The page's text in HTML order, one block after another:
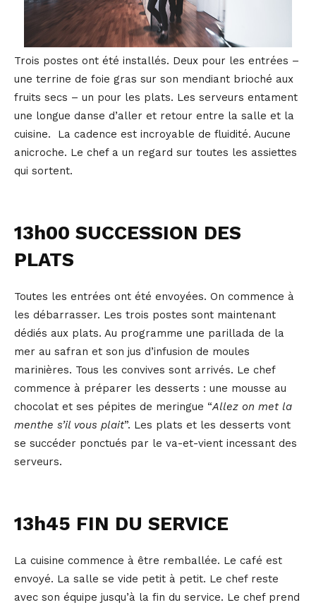
Trois postes ont été installés. Deux pour les entrées –
une terrine de foie gras sur son mendiant brioché aux
fruits secs – un pour les plats. Les serveurs entament
une longue danse d’aller et retour entre la salle et la
cuisine. La cadence est incroyable de fluidité. Aucune
anicroche. Le chef a un regard sur toutes les assiettes
qui sortent.
13h00 SUCCESSION DES
PLATS
Toutes les entrées ont été envoyées. On commence à
les débarrasser. Les trois postes sont maintenant
dédiés aux plats. Au programme une parillada de la
mer au safran et son jus d’infusion de moules
marinières. Tous les convives sont arrivés. Le chef
commence à préparer les desserts : une mousse au
chocolat et ses pépites de meringue “Allez on met la
menthe s’il vous plait”. Les plats et les desserts vont
se succéder ponctués par le va-et-vient incessant des
serveurs.
13h45 FIN DU SERVICE
La cuisine commence à être remballée. Le café est
envoyé. La salle se vide petit à petit. Le chef reste
avec son équipe jusqu’à la fin du service. Le chef prend